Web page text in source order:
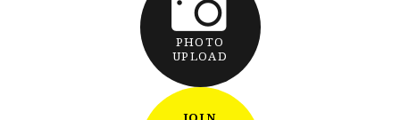
PHOTO
UPLOAD